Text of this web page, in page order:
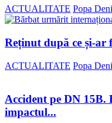
ACTUALITATE Popa
Reținut după ce și-ar
ACTUALITATE Popa
Accident pe DN
impactul...